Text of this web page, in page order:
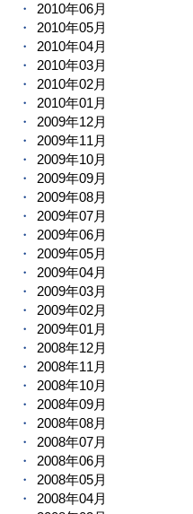
2010年06月
2010年05月
2010年04月
2010年03月
2010年02月
2010年01月
2009年12月
2009年11月
2009年10月
2009年09月
2009年08月
2009年07月
2009年06月
2009年05月
2009年04月
2009年03月
2009年02月
2009年01月
2008年12月
2008年11月
2008年10月
2008年09月
2008年08月
2008年07月
2008年06月
2008年05月
2008年04月